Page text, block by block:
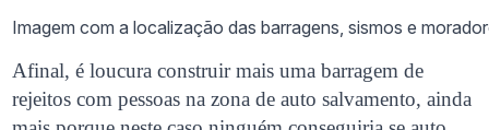
Imagem com a localização das barragens, sismos e
Afinal, é loucura construir mais uma barragem de
rejeitos com pessoas na zona de auto salvamento, ainda